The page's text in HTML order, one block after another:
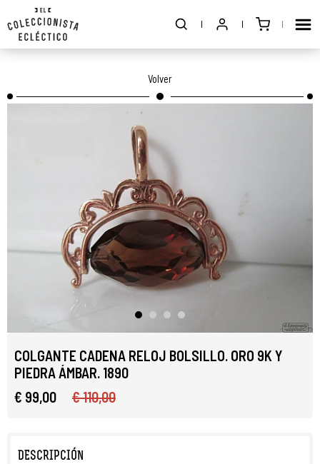
Volver
COLGANTE CADENA RELOJ BOLSILLO. ORO 9K Y
PIEDRA ÁMBAR. 1890
€ 99,00
€ 110,00
DESCRIPCIÓN